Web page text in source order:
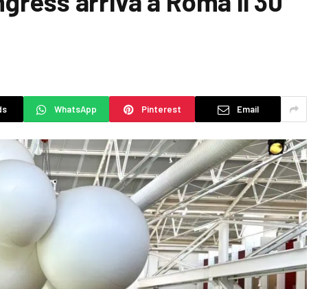
WhatsApp Pinterest Email